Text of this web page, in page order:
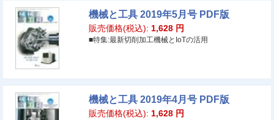
機械と工具 2019年5月号 PDF版
販売価格(税込): 1,628 円
■特集:最新切削加工機械とIoTの活用
機械と工具 2019年4月号 PDF版
販売価格(税込): 1,628 円